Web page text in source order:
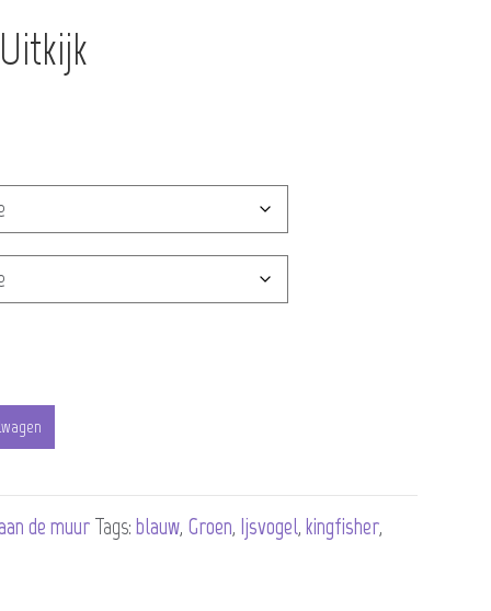
de muur Tags:blauw, Groen, Ijsvogel,kingfisher,